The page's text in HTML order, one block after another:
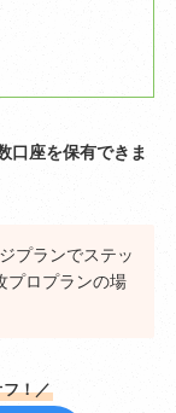
口座を保有できま
プランでステッ
プロプランの場
フ！／